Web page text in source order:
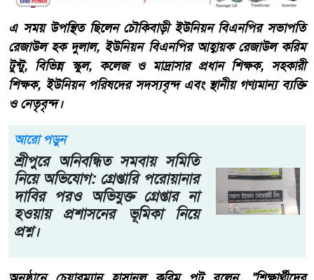
এ সময় উপস্থিত ছিলেন চৌকিবাড়ী ইউনিয়ন বিএনপির সভাপতি
রেজাউল হক দুলাল, ইউনিয়ন বিএনপির আহ্বায়ক রেজাউল করিম
টুন্টু, বিভিন্ন স্কুল, কলেজ ও মাদ্রাসার প্রধান শিক্ষক, সহকারী
শিক্ষক, ইউনিয়ন পরিষদের সদস্যবৃন্দ এবং স্থানীয় গণ্যমান্য ব্যক্তি
ও নেতৃবৃন্দ।
আরো পড়ুন
শ্রীপুরে অনিবন্ধিত সমবায় সমিতি
নিয়ে অভিযোগ: গ্রেপ্তারি পরোয়ানার
দাবির পরও অভিযুক্ত গ্রেপ্তার না
হওয়ায় প্রশাসনের ভূমিকা নিয়ে
প্রশ্ন।